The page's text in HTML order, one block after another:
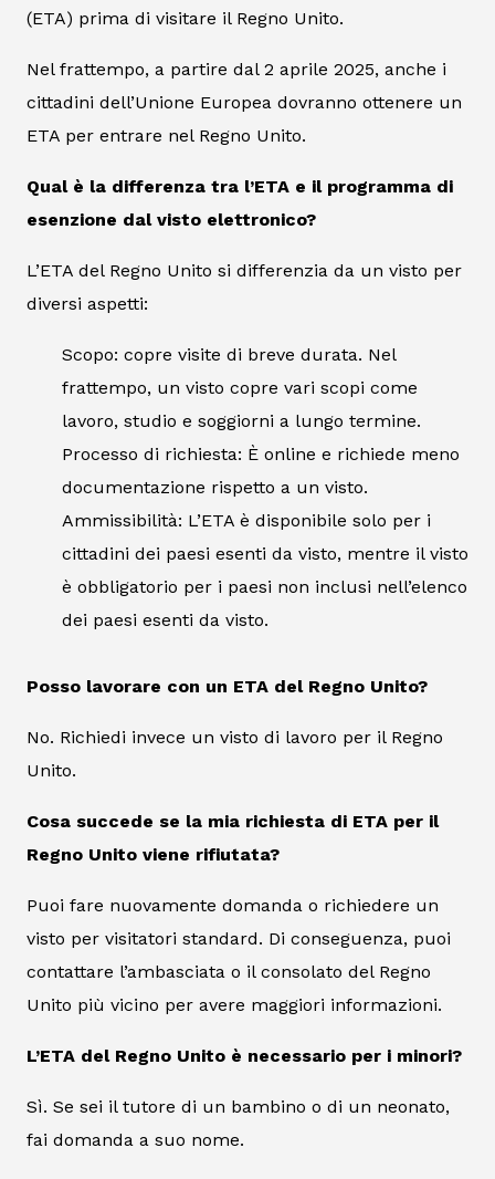
(ETA) prima di visitare il Regno Unito.
Nel frattempo, a partire dal 2 aprile 2025, anche i
cittadini dell’Unione Europea dovranno ottenere un
ETA per entrare nel Regno Unito.
Qual è la differenza tra l’ETA e il programma di
esenzione dal visto elettronico?
L’ETA del Regno Unito si differenzia da un visto per
diversi aspetti:
Scopo: copre visite di breve durata. Nel
frattempo, un visto copre vari scopi come
lavoro, studio e soggiorni a lungo termine.
Processo di richiesta: È online e richiede meno
documentazione rispetto a un visto.
Ammissibilità: L’ETA è disponibile solo per i
cittadini dei paesi esenti da visto, mentre il visto
è obbligatorio per i paesi non inclusi nell’elenco
dei paesi esenti da visto.
Posso lavorare con un ETA del Regno Unito?
No. Richiedi invece un visto di lavoro per il Regno
Unito.
Cosa succede se la mia richiesta di ETA per il
Regno Unito viene rifiutata?
Puoi fare nuovamente domanda o richiedere un
visto per visitatori standard. Di conseguenza, puoi
contattare l’ambasciata o il consolato del Regno
Unito più vicino per avere maggiori informazioni.
L’ETA del Regno Unito è necessario per i minori?
Sì. Se sei il tutore di un bambino o di un neonato,
fai domanda a suo nome.